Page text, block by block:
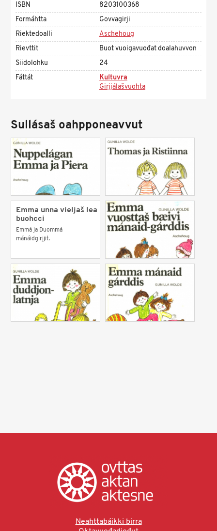
ISBN
8203100368
Formáhtta
Govvagirji
Riektedoalli
Aschehoug
Rievttit
Buot vuoigavuođat doalahuvvon
Siidolohku
24
Fáttát
Kultuvra
Girjjálašvuohta
Sullásaš oahpponeavvut
Emma unna vieljaš lea
buohcci
Emmá ja Duommá
mánáidgirjjit.
Neahttabáikki birra